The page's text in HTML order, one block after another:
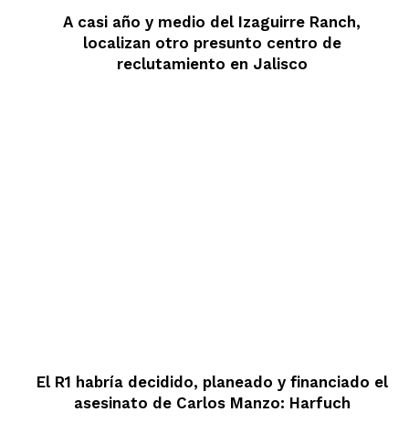
A casi año y medio del Izaguirre Ranch,
localizan otro presunto centro de
reclutamiento en Jalisco
El R1 habría decidido, planeado y financiado el
asesinato de Carlos Manzo: Harfuch